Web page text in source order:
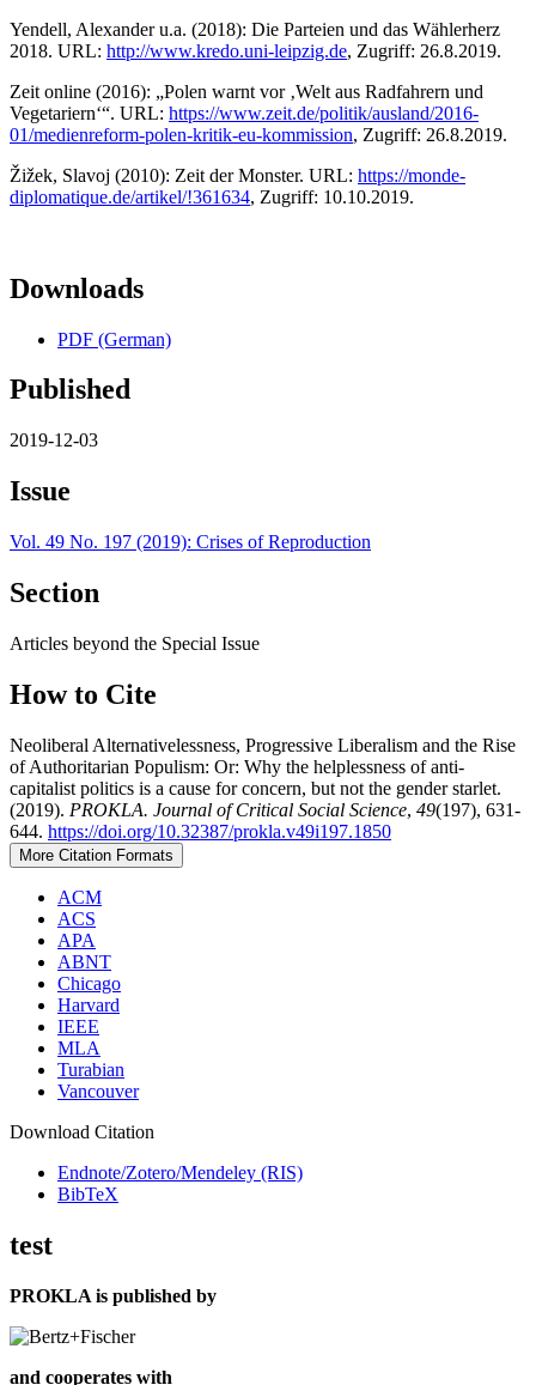
Yendell, Alexander u.a. (2018): Die Parteien und das Wählerherz
2018. URL: http://www.kredo.uni-leipzig.de, Zugriff: 26.8.2019.
Zeit online (2016): „Polen warnt vor ‚Welt aus Radfahrern und
Vegetariern‘“. URL: https://www.zeit.de/politik/ausland/2016-
01/medienreform-polen-kritik-eu-kommission, Zugriff: 26.8.2019.
Žižek, Slavoj (2010): Zeit der Monster. URL: https://monde-
diplomatique.de/artikel/!361634, Zugriff: 10.10.2019.
Downloads
PDF (German)
Published
2019-12-03
Issue
Vol. 49 No. 197 (2019): Crises of Reproduction
Section
Articles beyond the Special Issue
How to Cite
Neoliberal Alternativelessness, Progressive Liberalism and the Rise
of Authoritarian Populism: Or: Why the helplessness of anti-
capitalist politics is a cause for concern, but not the gender starlet.
(2019). PROKLA. Journal of Critical Social Science, 49(197), 631-
644. https://doi.org/10.32387/prokla.v49i197.1850
More Citation Formats
ACM
ACS
APA
ABNT
Chicago
Harvard
IEEE
MLA
Turabian
Vancouver
Download Citation
Endnote/Zotero/Mendeley (RIS)
BibTeX
test
PROKLA is published by
and cooperates with